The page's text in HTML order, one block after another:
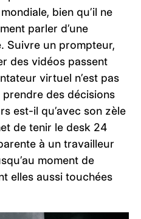
bien qu’il ne
parler d’une
Suivre un prompteur,
des vidéos passent
virtuel n’est pas
des décisions
est-il qu’avec son zèle
de tenir le desk 24
à un travailleur
moment de
elles aussi touchées